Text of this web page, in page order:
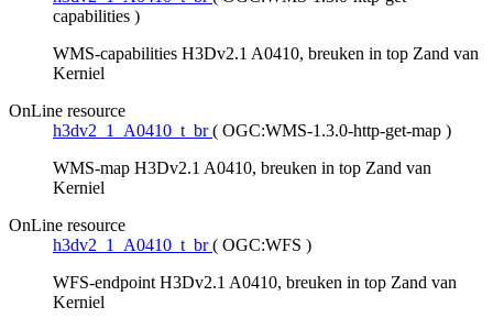
capabilities )
WMS-capabilities H3Dv2.1 A0410, breuken in top Zand van
Kerniel
OnLine resource
h3dv2_1_A0410_t_br ( OGC:WMS-1.3.0-http-get-map )
WMS-map H3Dv2.1 A0410, breuken in top Zand van
Kerniel
OnLine resource
h3dv2_1_A0410_t_br ( OGC:WFS )
WFS-endpoint H3Dv2.1 A0410, breuken in top Zand van
Kerniel